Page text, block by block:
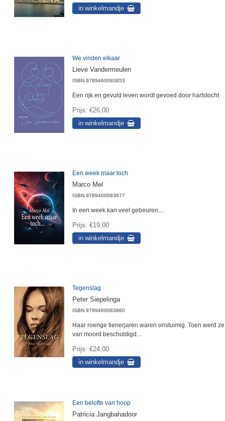
We vinden elkaar
Lieve Vandermeulen
ISBN 9789460083853
Een rijk en gevuld leven wordt gevoed door hartstocht
Prijs €26,00
Een week maar toch
Marco Mel
ISBN 9789460083877
In een week kan veel gebeuren....
Prijs €19,00
Tegenslag
Peter Siepelinga
ISBN 9789460083860
Haar roerige tienerjaren waren onstuimig. Toen werd ze
van moord beschuldigd...
Prijs €24,00
Een belofte van hoop
Patricia Jangbahadoor